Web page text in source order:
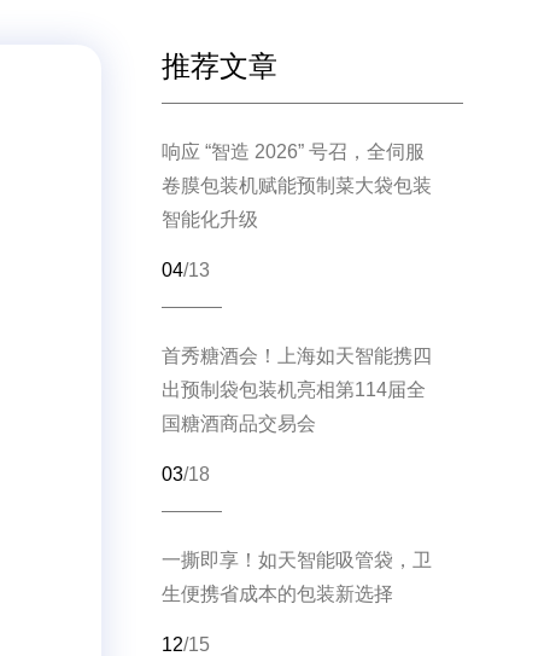
推荐文章
响应 “智造 2026” 号召，全伺服
卷膜包装机赋能预制菜大袋包装
智能化升级
04/13
首秀糖酒会！上海如天智能携四
出预制袋包装机亮相第114届全
国糖酒商品交易会
03/18
一撕即享！如天智能吸管袋，卫
生便携省成本的包装新选择
12/15